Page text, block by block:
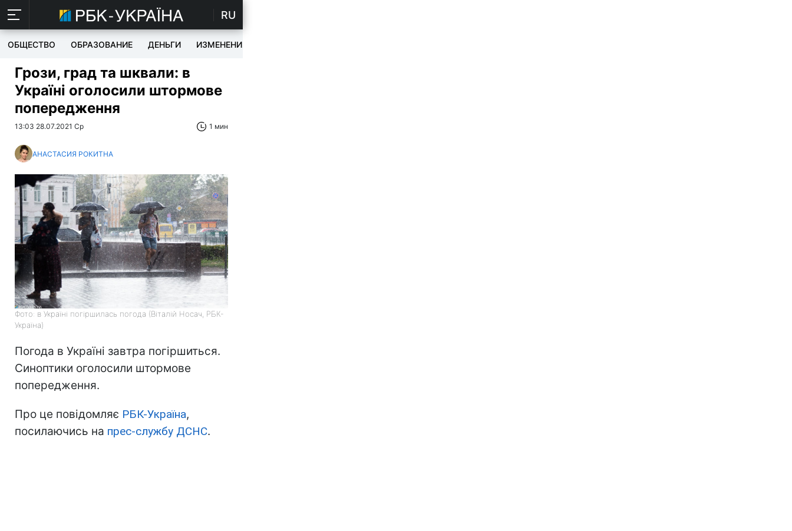
RU
ОБЩЕСТВО ОБРАЗОВАНИЕ ДЕНЬГИ ИЗМЕНЕНИЯ
Грози, град та шквали: в
Україні оголосили штормове
попередження
13:03 28.07.2021 Ср 1 мин
АНАСТАСИЯ РОКИТНА
Фото: в Україні погіршилась погода (Віталій Носач, РБК-
Україна)
Погода в Україні завтра погіршиться.
Синоптики оголосили штормове
попередження.
Про це повідомляє РБК-Україна,
посилаючись на прес-службу ДСНС.